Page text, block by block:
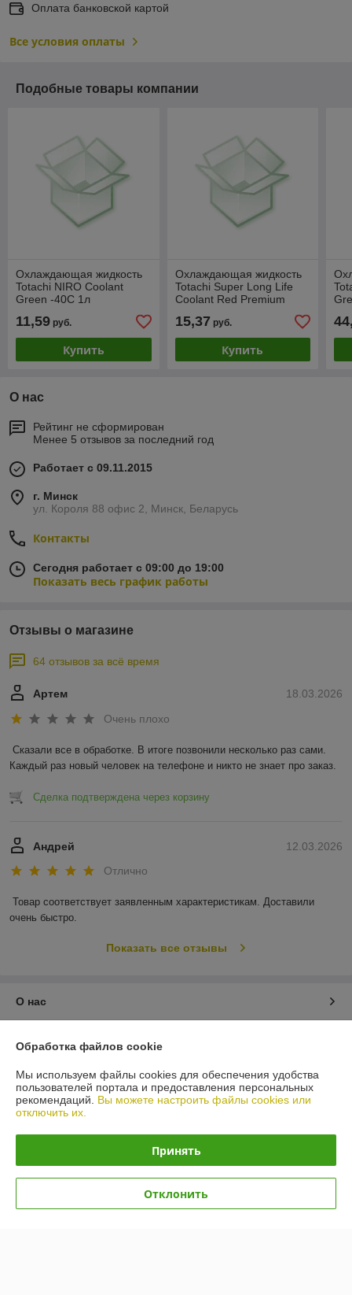
Оплата банковской картой
Все условия оплаты
Подобные товары компании
Охлаждающая жидкость
Totachi NIRO Coolant
Green -40C 1л
11,59 руб.
Купить
Охлаждающая жидкость
Totachi Super Long Life
Coolant Red Premium
15,37 руб.
Купить
О нас
Рейтинг не сформирован
Менее 5 отзывов за последний год
Работает с 09.11.2015
г. Минск
ул. Короля 88 офис 2, Минск, Беларусь
Контакты
Сегодня работает с 09:00 до 19:00
Показать весь график работы
Отзывы о магазине
64 отзывов за всё время
18.03.2026
Артем
Очень плохо
Сказали все в обработке. В итоге позвонили несколько раз сами.
Каждый раз новый человек на телефоне и никто не знает про заказ.
Сделка подтверждена через корзину
12.03.2026
Андрей
Отлично
Товар соответствует заявленным характеристикам. Доставили
очень быстро.
Показать все отзывы
О нас
Доставка и оплата
График работы
Обработка файлов cookie
Мы используем файлы cookies для обеспечения удобства
пользователей портала и предоставления персональных
рекомендаций. Вы можете настроить файлы cookies или
отключить их.
Принять
Отклонить